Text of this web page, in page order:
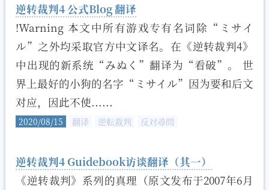
逆转裁判4 公式Blog 翻译
!Warning 本文中所有游戏专有名词除“ミサイ
ル”之外均采取官方中文译名。在《逆转裁判4》
中出现的新系统“みぬく”翻译为“看破”。 世
界上最好的小狗的名字“ミサイル”因为要和后文
对应，因此不使......
2020/08/15 翻译 逆転裁判 反対尋問
逆转裁判4 Guidebook访谈翻译（其一）
《逆转裁判》系列的真理（原文发布于2007年6月